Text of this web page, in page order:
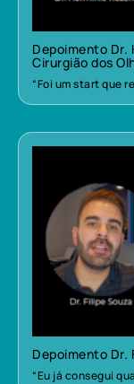
Depoimento Dr.
Cirurgião dos
“Foi um start que
Depoimento Dr.
“Eu já consegui